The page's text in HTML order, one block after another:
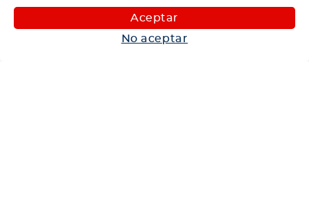
Aceptar
No aceptar